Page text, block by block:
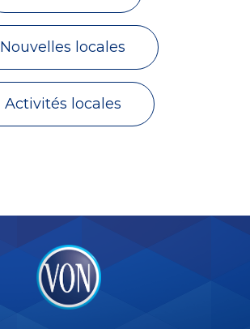
Nouvelles locales
Activités locales